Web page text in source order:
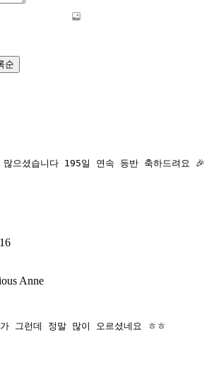
순
으셨습니다 195일 연속 등반 축하드려요 🎉
Anne
그런데 정말 많이 오르셨네요 ㅎㅎ